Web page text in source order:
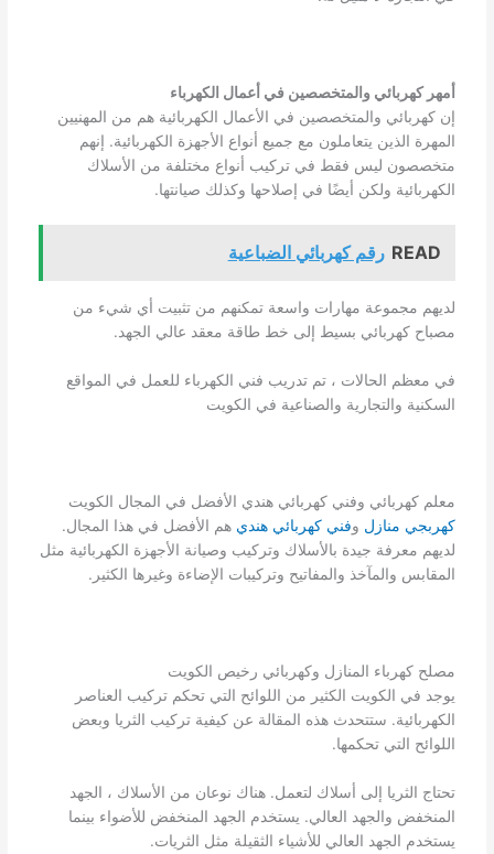
أمهر كهربائي والمتخصصين في أعمال الكهرباء
إن كهربائي والمتخصصين في الأعمال الكهربائية هم من المهنيين
المهرة الذين يتعاملون مع جميع أنواع الأجهزة الكهربائية. إنهم
متخصصون ليس فقط في تركيب أنواع مختلفة من الأسلاك
الكهربائية ولكن أيضًا في إصلاحها وكذلك صيانتها.
READ رقم كهربائي الضباعية
لديهم مجموعة مهارات واسعة تمكنهم من تثبيت أي شيء من
مصباح كهربائي بسيط إلى خط طاقة معقد عالي الجهد.
في معظم الحالات ، تم تدريب فني الكهرباء للعمل في المواقع
السكنية والتجارية والصناعية في الكويت
معلم كهربائي وفني كهربائي هندي الأفضل في المجال الكويت
كهربجي منازل وفني كهربائي هندي هم الأفضل في هذا المجال.
لديهم معرفة جيدة بالأسلاك وتركيب وصيانة الأجهزة الكهربائية مثل
المقابس والمآخذ والمفاتيح وتركيبات الإضاءة وغيرها الكثير.
مصلح كهرباء المنازل وكهربائي رخيص الكويت
يوجد في الكويت الكثير من اللوائح التي تحكم تركيب العناصر
الكهربائية. ستتحدث هذه المقالة عن كيفية تركيب الثريا وبعض
اللوائح التي تحكمها.
تحتاج الثريا إلى أسلاك لتعمل. هناك نوعان من الأسلاك ، الجهد
المنخفض والجهد العالي. يستخدم الجهد المنخفض للأضواء بينما
يستخدم الجهد العالي للأشياء الثقيلة مثل الثريات.